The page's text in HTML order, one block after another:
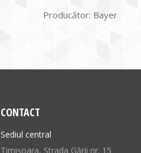
Producător: Bayer
CONTACT
Sediul central
Timișoara, Strada Gării nr. 15